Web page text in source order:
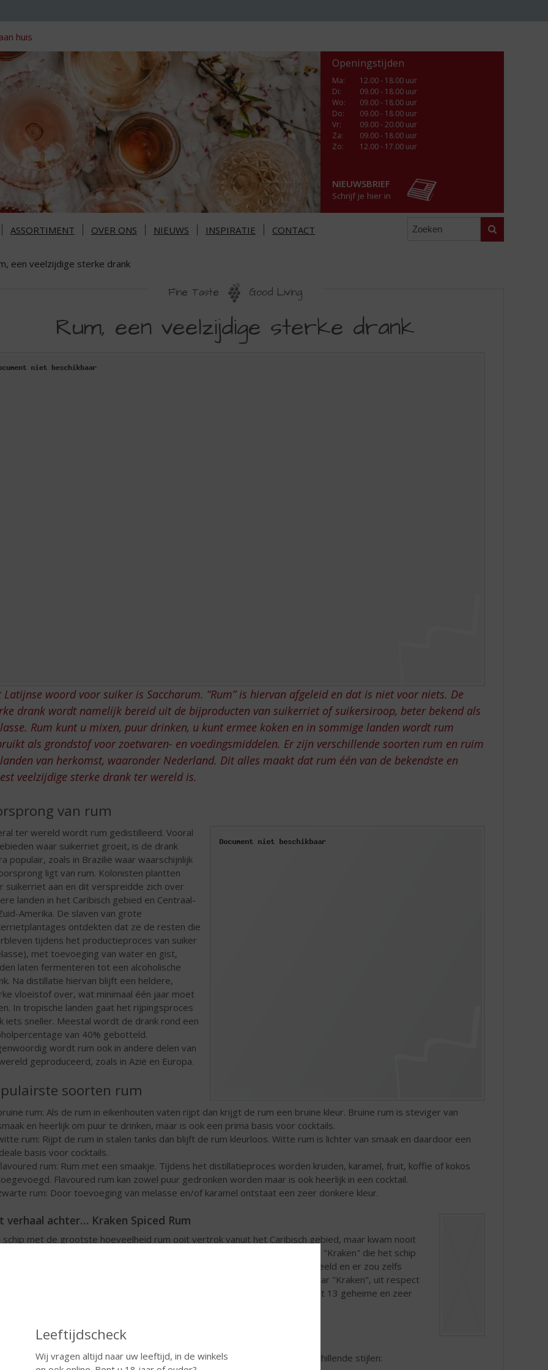
Leeftijdscheck
Wij vragen altijd naar uw leeftijd, in de winkels
huis
Openingstijden
Ma:
12.00 - 18.00 uur
Di:
09.00 - 18.00 uur
Wo:
09.00 - 18.00 uur
Do:
09.00 - 18.00 uur
Vr:
09.00 - 20.00 uur
Za:
09.00 - 18.00 uur
Zo:
12.00 - 17.00 uur
NIEUWSBRIEF
Schrijf je hier in
ASSORTIMENT OVER ONS NIEUWS INSPIRATIE CONTACT Zoeken
een veelzijdige sterke drank
Fine Taste Good Living
Rum, een veelzijdige sterke drank
Latijnse woord voor suiker is Saccharum. “Rum” is hiervan afgeleid en dat is niet voor niets. De
drank wordt namelijk bereid uit de bijproducten van suikerriet of suikersiroop, beter bekend als
Rum kunt u mixen, puur drinken, u kunt ermee koken en in sommige landen wordt rum
als grondstof voor zoetwaren- en voedingsmiddelen. Er zijn verschillende soorten rum en ruim
van herkomst, waaronder Nederland. Dit alles maakt dat rum één van de bekendste en
veelzijdige sterke drank ter wereld is.
van rum
ter wereld wordt rum gedistilleerd. Vooral
waar suikerriet groeit, is de drank
populair, zoals in Brazilië waar waarschijnlijk
ligt van rum. Kolonisten plantten
suikerriet aan en dit verspreidde zich over
landen in het Caribisch gebied en Centraal-
Amerika. De slaven van grote
ontdekten dat ze de resten die
tijdens het productieproces van suiker
met toevoeging van water en gist,
laten fermenteren tot een alcoholische
Na distillatie hiervan blijft een heldere,
vloeistof over, wat minimaal één jaar moet
In tropische landen gaat het rijpingsproces
iets sneller. Meestal wordt de drank rond een
van 40% gebotteld.
wordt rum ook in andere delen van
geproduceerd, zoals in Azië en Europa.
soorten rum
rum: Als de rum in eikenhouten vaten rijpt dan krijgt de rum een bruine kleur. Bruine rum is steviger van
en heerlijk om puur te drinken, maar is ook een prima basis voor cocktails.
rum: Rijpt de rum in stalen tanks dan blijft de rum kleurloos. Witte rum is lichter van smaak en daardoor een
basis voor cocktails.
rum: Rum met een smaakje. Tijdens het distillatieproces worden kruiden, karamel, fruit, koffie of kokos
Flavoured rum kan zowel puur gedronken worden maar is ook heerlijk in een cocktail.
rum: Door toevoeging van melasse en/of karamel ontstaat een zeer donkere kleur.
verhaal achter… Kraken Spiced Rum
schip met de grootste hoeveelheid rum ooit vertrok vanuit het Caribisch gebied, maar kwam nooit
op haar bestemming. Verhalen gingen rond over het mythische zeemonster "Kraken" die het schip
bemanning zou hebben verslonden. Ooggetuigen schetsen een gruwelijk beeld en er zou zelfs
zijn gevonden. Vaten met spiced rum werden gevonden en vernoemd naar "Kraken", uit respect
bevat 13 geheime en zeer
rum
van de herkomst van de rum is de drank onder te verdelen in 3 verschillende stijlen: